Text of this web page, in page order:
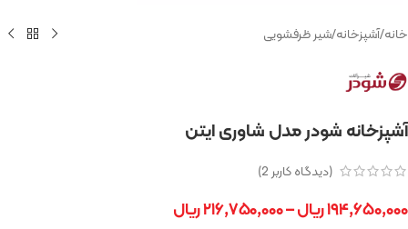
خانه/آشپزخانه/شیر ظرفشویی
آشپزخانه شودر مدل شاوری ایتن
(دیدگاه کاربر 2
)
۱۹۴,۶۵۰,۰۰۰ریال–۲۱۶,۷۵۰,۰۰۰ریال